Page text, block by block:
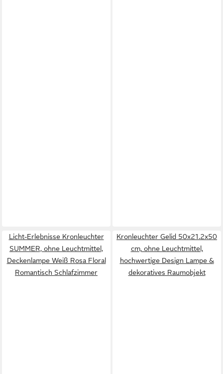
Licht-Erlebnisse Kronleuchter
SUMMER, ohne Leuchtmittel,
Deckenlampe Weiß Rosa Floral
Romantisch Schlafzimmer
Kronleuchter Gelid 50x21.2x50
cm, ohne Leuchtmittel,
hochwertige Design Lampe &
dekoratives Raumobjekt